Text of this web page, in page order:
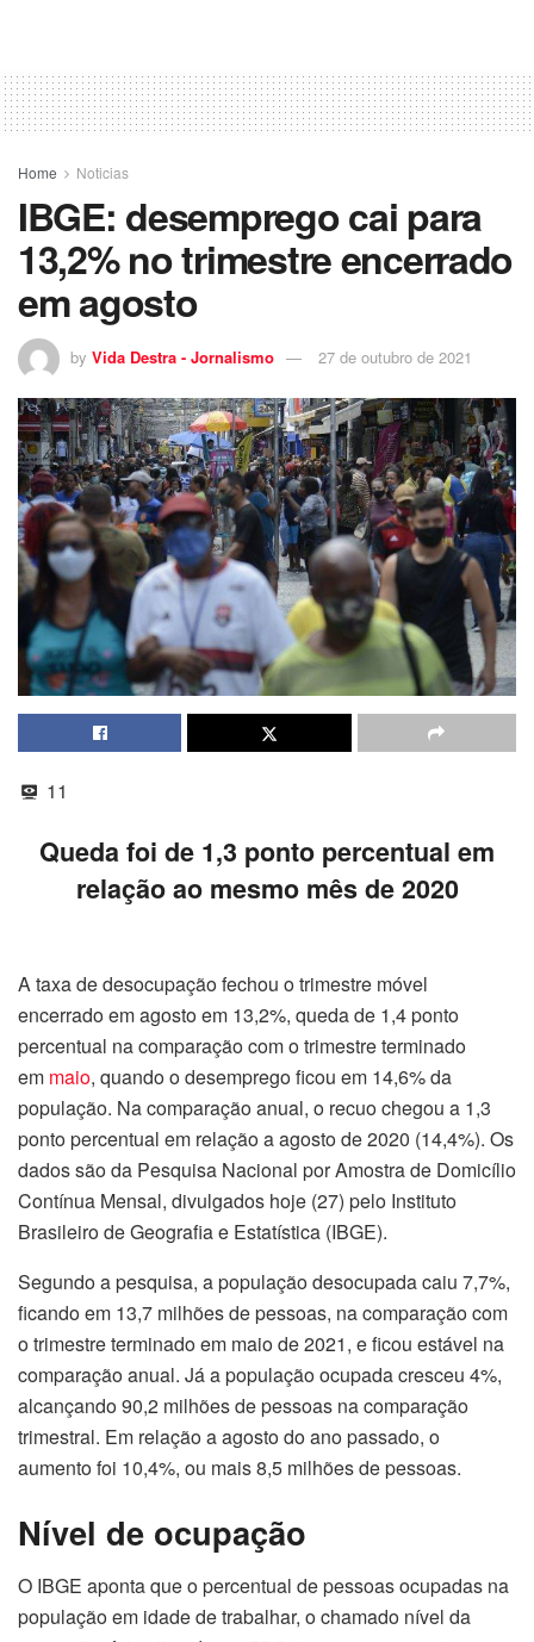
Home Noticias
IBGE: desemprego cai para
13,2% no trimestre encerrado
em agosto
by Vida Destra - Jornalismo 27 de outubro de 2021
11
Queda foi de 1,3 ponto percentual em
relação ao mesmo mês de 2020
A taxa de desocupação fechou o trimestre móvel
encerrado em agosto em 13,2%, queda de 1,4 ponto
percentual na comparação com o trimestre terminado
em maio, quando o desemprego ficou em 14,6% da
população. Na comparação anual, o recuo chegou a 1,3
ponto percentual em relação a agosto de 2020 (14,4%). Os
dados são da Pesquisa Nacional por Amostra de Domicílio
Contínua Mensal, divulgados hoje (27) pelo Instituto
Brasileiro de Geografia e Estatística (IBGE).
Segundo a pesquisa, a população desocupada caiu 7,7%,
ficando em 13,7 milhões de pessoas, na comparação com
o trimestre terminado em maio de 2021, e ficou estável na
comparação anual. Já a população ocupada cresceu 4%,
alcançando 90,2 milhões de pessoas na comparação
trimestral. Em relação a agosto do ano passado, o
aumento foi 10,4%, ou mais 8,5 milhões de pessoas.
Nível de ocupação
O IBGE aponta que o percentual de pessoas ocupadas na
população em idade de trabalhar, o chamado nível da